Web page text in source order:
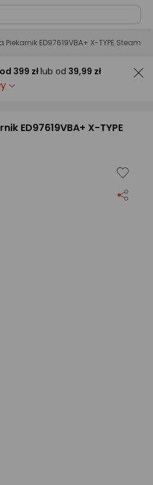
Piekarnik ED97619VBA+ X-TYPE Steam
od 399 złlub od 39,99 zł
ED97619VBA+ X-TYPE